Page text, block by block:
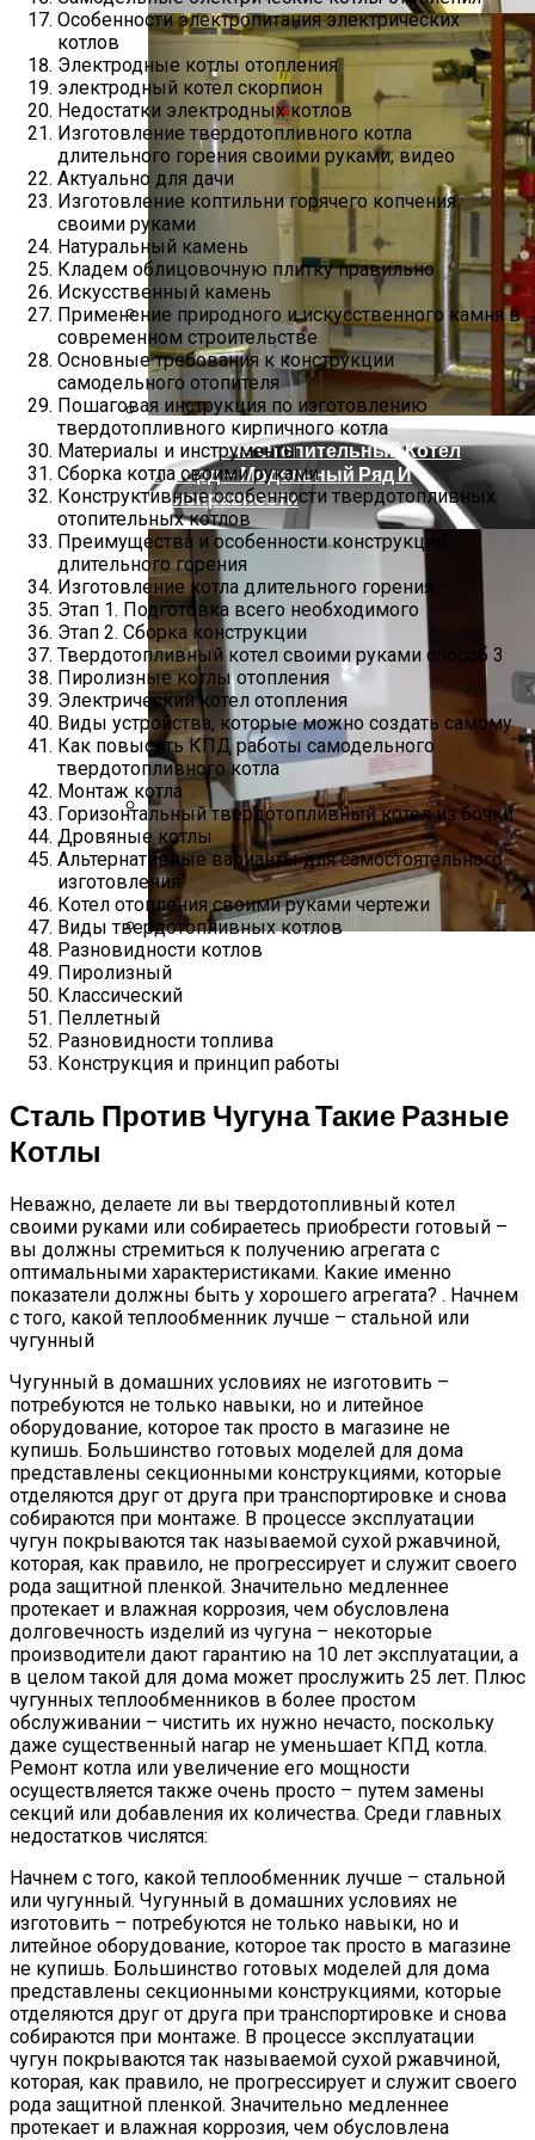
Какое Масло Лучше Всего Заливать В
Коробку Передач
В Каких Странах Собирают Ford Focus 4
Как Зажечь Отопительный Котел
Конорд — Модельный Ряд И
Неисправности
Основные Виды Газовых Котлов
Беретта И Популярные Модели
Особенности электропитания электрических
котлов
Электродные котлы отопления
электродный котел скорпион
Недостатки электродных котлов
Изготовление твердотопливного котла
длительного горения своими руками, видео
Актуально для дачи
Изготовление коптильни горячего копчения
своими руками
Натуральный камень
Кладем облицовочную плитку правильно
Искусственный камень
Применение природного и искусственного камня в
современном строительстве
Основные требования к конструкции
самодельного отопителя
Пошаговая инструкция по изготовлению
твердотопливного кирпичного котла
Материалы и инструменты
Сборка котла своими руками
Конструктивные особенности твердотопливных
отопительных котлов
Преимущества и особенности конструкций
длительного горения
Изготовление котла длительного горения
Этап 1. Подготовка всего необходимого
Этап 2. Сборка конструкции
Твердотопливный котел своими руками способ 3
Пиролизные котлы отопления
Электрический котел отопления
Виды устройства, которые можно создать самому
Как повысить КПД работы самодельного
твердотопливного котла
Монтаж котла
Горизонтальный твердотопливный котел из бочки
Дровяные котлы
Альтернативные варианты для самостоятельного
изготовления
Котел отопления своими руками чертежи
Виды твердотопливных котлов
Разновидности котлов
Пиролизный
Классический
Пеллетный
Разновидности топлива
Конструкция и принцип работы
Сталь Против Чугуна Такие Разные
Котлы
Неважно, делаете ли вы твердотопливный котел
своими руками или собираетесь приобрести готовый –
вы должны стремиться к получению агрегата с
оптимальными характеристиками. Какие именно
показатели должны быть у хорошего агрегата? . Начнем
с того, какой теплообменник лучше – стальной или
чугунный
Чугунный в домашних условиях не изготовить –
потребуются не только навыки, но и литейное
оборудование, которое так просто в магазине не
купишь. Большинство готовых моделей для дома
представлены секционными конструкциями, которые
отделяются друг от друга при транспортировке и снова
собираются при монтаже. В процессе эксплуатации
чугун покрываются так называемой сухой ржавчиной,
которая, как правило, не прогрессирует и служит своего
рода защитной пленкой. Значительно медленнее
протекает и влажная коррозия, чем обусловлена
долговечность изделий из чугуна – некоторые
производители дают гарантию на 10 лет эксплуатации, а
в целом такой для дома может прослужить 25 лет. Плюс
чугунных теплообменников в более простом
обслуживании – чистить их нужно нечасто, поскольку
даже существенный нагар не уменьшает КПД котла.
Ремонт котла или увеличение его мощности
осуществляется также очень просто – путем замены
секций или добавления их количества. Среди главных
недостатков числятся:
Начнем с того, какой теплообменник лучше – стальной
или чугунный. Чугунный в домашних условиях не
изготовить – потребуются не только навыки, но и
литейное оборудование, которое так просто в магазине
не купишь. Большинство готовых моделей для дома
представлены секционными конструкциями, которые
отделяются друг от друга при транспортировке и снова
собираются при монтаже. В процессе эксплуатации
чугун покрываются так называемой сухой ржавчиной,
которая, как правило, не прогрессирует и служит своего
рода защитной пленкой. Значительно медленнее
протекает и влажная коррозия, чем обусловлена